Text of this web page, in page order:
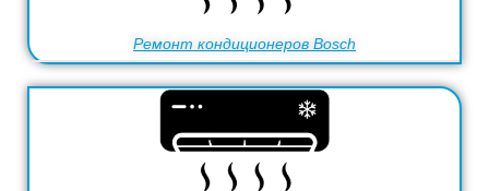
Ремонт кондиционеров Bosch